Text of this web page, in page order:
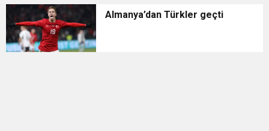
Almanya’dan Türkler geçti